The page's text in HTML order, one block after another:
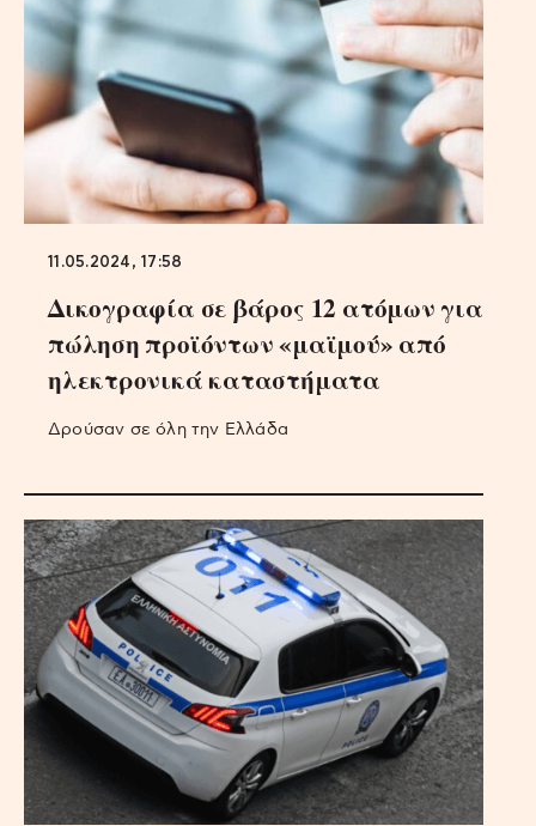
11.05.2024, 17:58
Δικογραφία σε βάρος 12 ατόμων για
πώληση προϊόντων «μαϊμού» από
ηλεκτρονικά καταστήματα
Δρούσαν σε όλη την Ελλάδα